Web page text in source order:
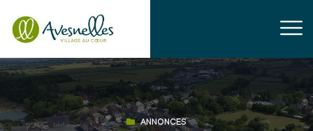
ANNONCES